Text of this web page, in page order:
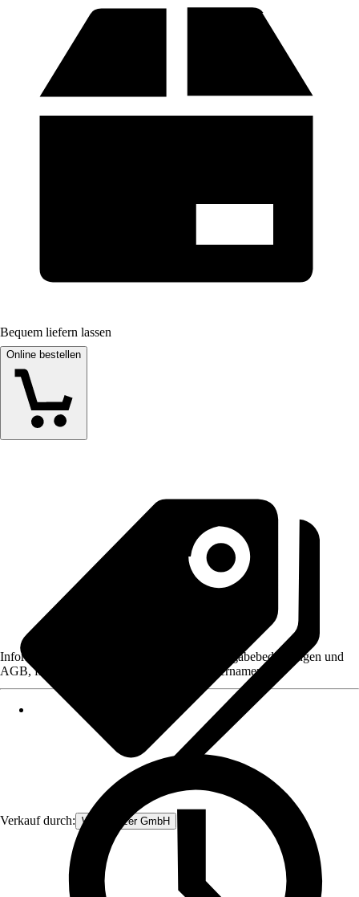
Bequem liefern lassen
Online bestellen
Verkauf durch: Wood-Mizer GmbH
Informationen des Verkäufers, wie z. B. Rückgabebedingungen und
AGB, finden Sie bei Klick auf den Verkäufernamen.